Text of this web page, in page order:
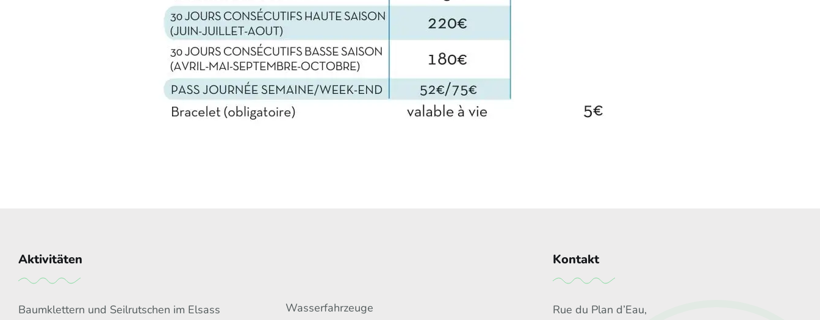
Aktivitäten
Baumklettern und Seilrutschen im Elsass Wasserfahrzeuge
Kontakt
Rue du Plan d’Eau,